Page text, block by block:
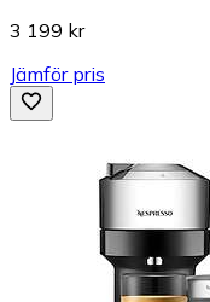
3 199 kr
Jämför pris